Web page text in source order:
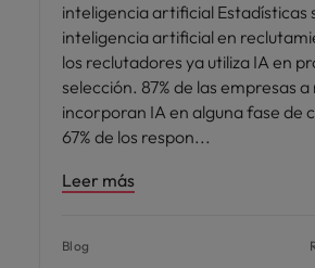
inteligencia artificial Estadísticas
inteligencia artificial en
los reclutadores ya utiliza IA en
selección. 87% de las empresas
incorporan IA en alguna fase de
67% de los respon
Leer más
Blog